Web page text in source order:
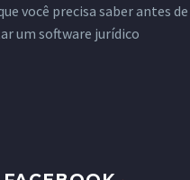
você precisa saber antes de
um software jurídico